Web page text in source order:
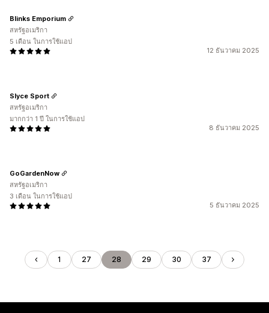
12 ธันวาคม 2025
Blinks Emporium
สหรัฐอเมริกา
5 เดือน ในการใช้แอป
8 ธันวาคม 2025
Slyce Sport
สหรัฐอเมริกา
มากกว่า 1 ปี ในการใช้แอป
5 ธันวาคม 2025
GoGardenNow
สหรัฐอเมริกา
3 เดือน ในการใช้แอป
1 27 28 29 30 37